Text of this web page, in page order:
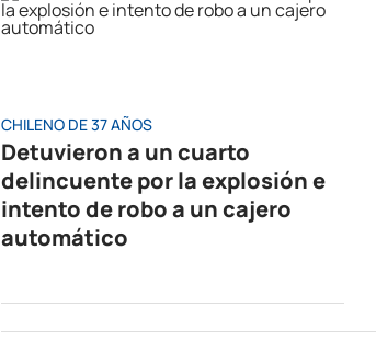
CHILENO DE 37 AÑOS
Detuvieron a un cuarto
delincuente por la explosión e
intento de robo a un cajero
automático